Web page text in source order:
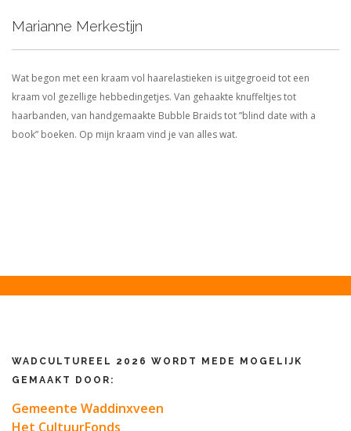
Marianne Merkestijn
Wat begon met een kraam vol haarelastieken is uitgegroeid tot een
kraam vol gezellige hebbedingetjes. Van gehaakte knuffeltjes tot
haarbanden, van handgemaakte Bubble Braids tot ”blind date with a
book” boeken. Op mijn kraam vind je van alles wat.
WADCULTUREEL 2026 WORDT MEDE MOGELIJK
GEMAAKT DOOR:
Gemeente Waddinxveen
Het CultuurFonds